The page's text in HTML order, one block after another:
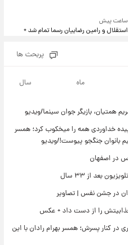
استقلال و رامین رضاییان رسما تمام شد +
رضاییان خوش نیامد+عکس
در آسمان ظاهر شد
از گنجینه خودروهای لوکسش رونمایی
پربحث ها
ماه سال
همتیان، بازیگر جوان سینما/ویدیو
خداوردی همه را میخکوب کرد؛ همسر
بانوان جنگجو پیوست!/ویدیو
در اصفهان
بعد از ۳۳ سال
در جشن نفس | تصاویر
جذابیتش را از دست داد + عکس
در کنار پسرش؛ همسر بهرام رادان با این